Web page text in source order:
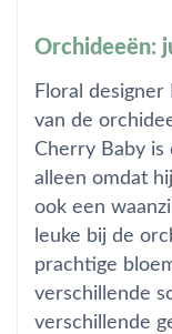
Orchideeën:
Floral
van de
Cherry Baby
alleen omdat
ook een
leuke bij de
prachtige
verschillende
verschillende